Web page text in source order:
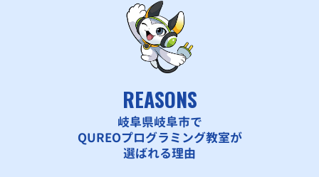
REASONS
岐阜県岐阜市で
QUREOプログラミング教室が
選ばれる理由